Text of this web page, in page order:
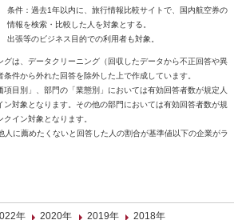
条件：過去1年以内に、旅行情報比較サイトで、国内航空券の
情報を検索・比較した人を対象とする。
出張等のビジネス目的での利用者も対象。
は、データクリーニング（回収したデータから不正回答や異
件から外れた回答を除外した上で作成しています。
目別」、部門の「業態別」においては有効回答者数が規定人
対象となります。その他の部門においては有効回答者数が規
イン対象となります。
に薦めたくないと回答した人の割合が基準値以下の企業がラ
年 2020年 2019年 2018年